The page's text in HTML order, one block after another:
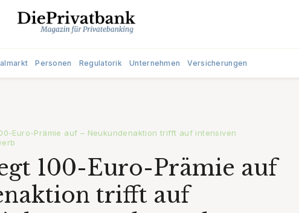
Personen Regulatorik Unternehmen Versicherungen
Euro-Prämie auf – Neukundenaktion trifft auf intensiven
100-Euro-Prämie auf
trifft auf